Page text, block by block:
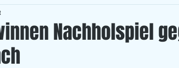
Nachholspiel